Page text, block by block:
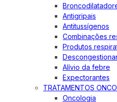
Antigripais
Antitussígenos
Combinações
Produtos
Alívio da febre
Expectorantes
TRATAMENTOS
Oncologia